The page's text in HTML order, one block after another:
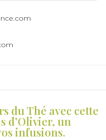
du Thé avec cette
d’Olivier, un
infusions.